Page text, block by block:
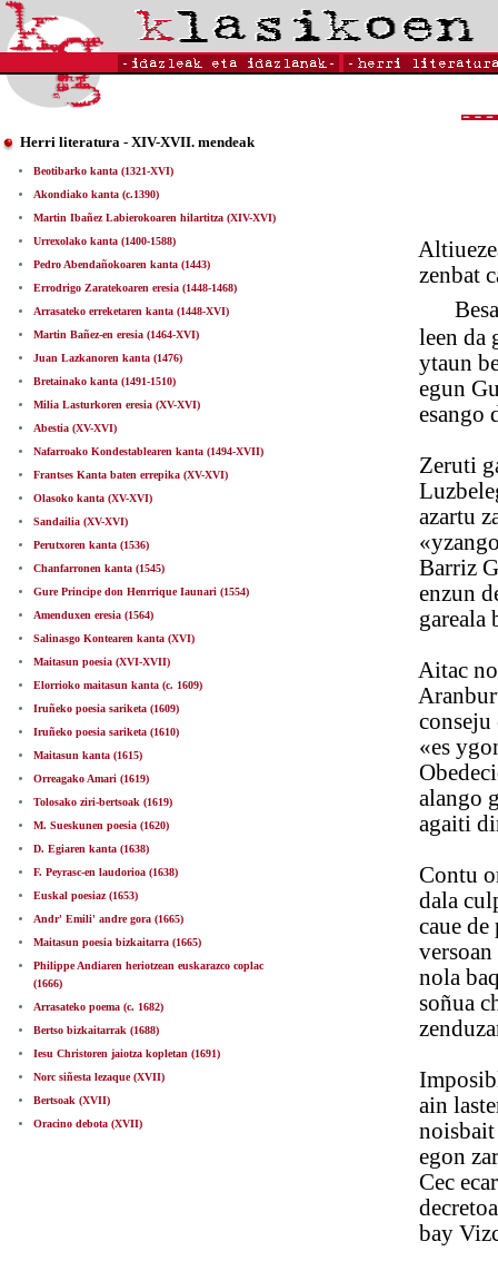
Herri literatura - XIV-XVII. mendeak
Beotibarko kanta (1321-XVI)
Akondiako kanta (c.1390)
Martin Ibañez Labierokoaren hilartitza (XIV-XVI)
Urrexolako kanta (1400-1588)
Pedro Abendañokoaren kanta (1443)
Errodrigo Zaratekoaren eresia (1448-1468)
Arrasateko erreketaren kanta (1448-XVI)
Martin Bañez-en eresia (1464-XVI)
Juan Lazkanoren kanta (1476)
Bretainako kanta (1491-1510)
Milia Lasturkoren eresia (XV-XVI)
Abestia (XV-XVI)
Nafarroako Kondestablearen kanta (1494-XVII)
Frantses Kanta baten errepika (XV-XVI)
Olasoko kanta (XV-XVI)
Sandailia (XV-XVI)
Perutxoren kanta (1536)
Chanfarronen kanta (1545)
Gure Principe don Henrrique Iaunari (1554)
Amenduxen eresia (1564)
Salinasgo Kontearen kanta (XVI)
Maitasun poesia (XVI-XVII)
Elorrioko maitasun kanta (c. 1609)
Iruñeko poesia sariketa (1609)
Iruñeko poesia sariketa (1610)
Maitasun kanta (1615)
Orreagako Amari (1619)
Tolosako ziri-bertsoak (1619)
M. Sueskunen poesia (1620)
D. Egiaren kanta (1638)
F. Peyrasc-en laudorioa (1638)
Euskal poesiaz (1653)
Andr' Emili' andre gora (1665)
Maitasun poesia bizkaitarra (1665)
Philippe Andiaren heriotzean euskarazco coplac
(1666)
Arrasateko poema (c. 1682)
Bertso bizkaitarrak (1688)
Iesu Christoren jaiotza kopletan (1691)
Norc siñesta lezaque (XVII)
Bertsoak (XVII)
Oracino debota (XVII)
Altiuezea
zenbat
leen da
ytaun
egun
esango dau
Zeruti
Luzbelegan
azartu zan
«yzango
Barriz
enzun
gareala
Aitac nola
Aranburu
conseju ei
«es ygon
Obedecidu
alango
agaiti dira
Contu
dala
caue de
versoan
nola baqui
soñua
zenduzan
Imposible
ain laster
noisbait
egon zara
Cec ecarri
decretoa
bay